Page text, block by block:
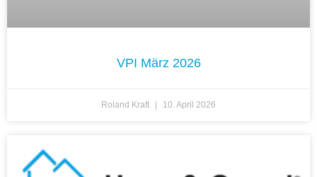
VPI März 2026
Roland Kraft 10. April 2026